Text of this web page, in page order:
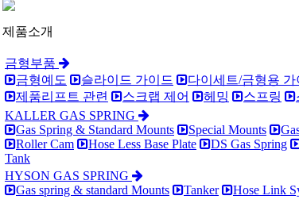
제품소개
금형부품
금형예도
슬라이드 가이드 다이세트/금형용 가
제품리프트 관련
스크랩 제어 헤밍 스프링
KALLER GAS SPRING
Gas Spring & Standard Mounts
Special Mounts
Roller Cam Hose Less Base Plate DS Gas Spring
Tank
HYSON GAS SPRING
Gas spring & standard Mounts
Tanker Hose Link